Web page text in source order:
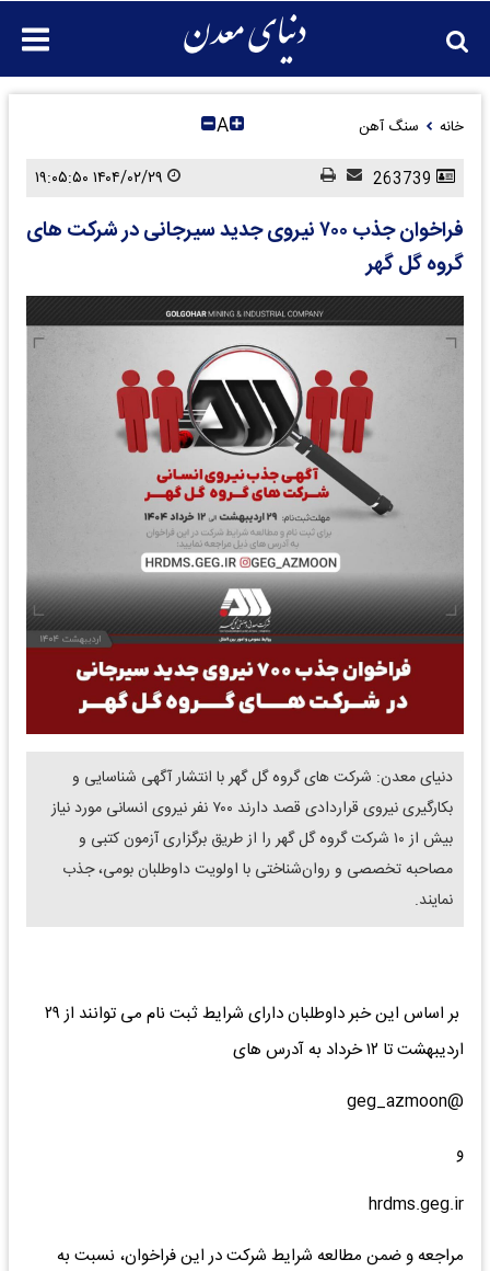
خانه سنگ آهن A
فراخوان جذب ۷۰۰ نیروی جدید سیرجانی در شرکت های
گروه گل گهر
دنیای معدن: شرکت های گروه گل گهر با انتشار آگهی شناسایی و
بکارگیری نیروی قراردادی قصد دارند ۷۰۰ نفر نیروی انسانی مورد نیاز
بیش از ۱۰ شرکت گروه گل گهر را از طریق برگزاری آزمون کتبی و
مصاحبه تخصصی و روان‌شناختی با اولویت داوطلبان بومی، جذب
نمایند.
بر اساس این خبر داوطلبان دارای شرایط ثبت نام می توانند از ۲۹
اردیبهشت تا ۱۲ خرداد به آدرس های
@geg_azmoon
و
hrdms.geg.ir
مراجعه و ضمن مطالعه شرایط شرکت در این فراخوان، نسبت به